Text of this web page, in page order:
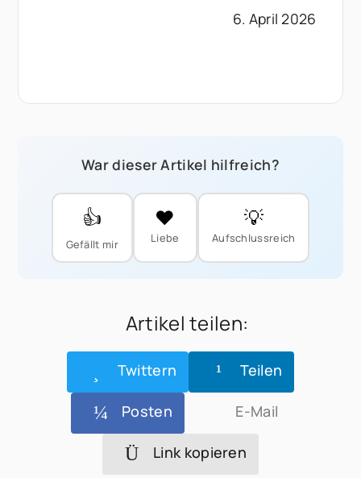
6. April 2026
War dieser Artikel hilfreich?
👍
Gefällt mir
❤️
Liebe
💡
Aufschlussreich
Artikel teilen:
Twittern Teilen
Posten E-Mail
Link kopieren